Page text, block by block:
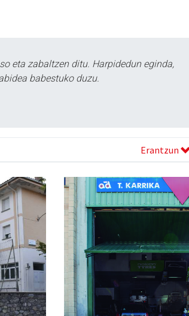
eta zabaltzen ditu. Harpidedun eginda,
babestuko duzu.
Erantzun